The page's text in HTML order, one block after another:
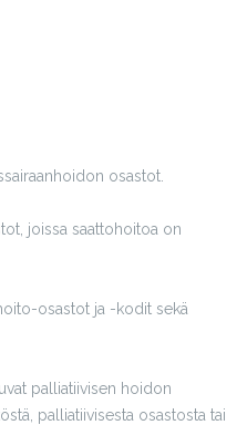
osastot.
joissa saattohoitoa on
osastot ja -kodit sekä
palliatiivisen hoidon
palliatiivisesta osastosta tai